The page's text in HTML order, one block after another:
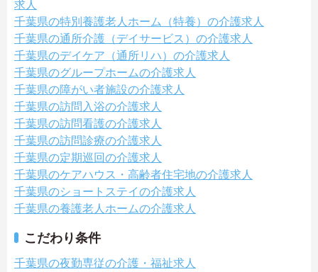
求人
千葉県の特別養護老人ホーム（特養）の介護求人
千葉県の通所介護（デイサービス）の介護求人
千葉県のデイケア（通所リハ）の介護求人
千葉県のグループホームの介護求人
千葉県の障がい者施設の介護求人
千葉県の訪問入浴の介護求人
千葉県の訪問看護の介護求人
千葉県の訪問診療の介護求人
千葉県の定期巡回の介護求人
千葉県のケアハウス・高齢者住宅地の介護求人
千葉県のショートステイの介護求人
千葉県の養護老人ホームの介護求人
こだわり条件
千葉県の夜勤専従の介護・福祉求人